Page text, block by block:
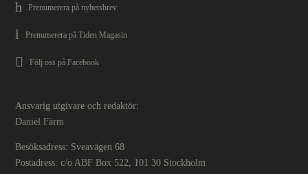
Prenumerera på nyhetsbrev
Prenumerera på Tiden Magasin
Följ oss på Facebook
Ansvarig utgivare och redaktör:
Daniel Färm
Besöksadress: Sveavägen 68
Postadress: c/o ABF Box 522, 101 30 Stockholm